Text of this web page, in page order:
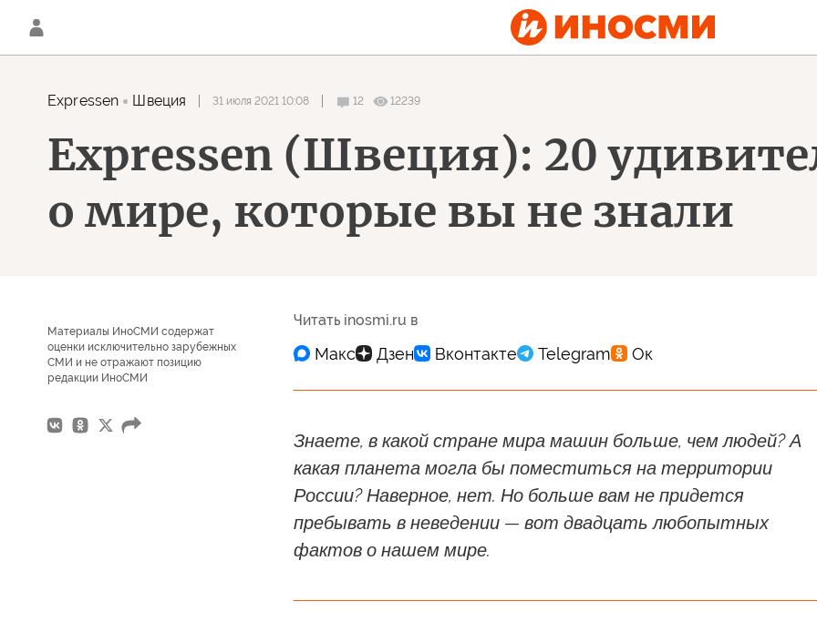
Expressen Швеция 31 июля 2021 10:08 12 12239
Expressen (Швеция): 20
о мире, которые вы не знали
Материалы ИноСМИ содержат
оценки исключительно зарубежных
СМИ и не отражают позицию
редакции ИноСМИ
Читать inosmi.ru в
Знаете, в какой стране мира машин больше, чем людей? А
какая планета могла бы поместиться на территории
России? Наверное, нет. Но больше вам не придется
пребывать в неведении — вот двадцать любопытных
фактов о нашем мире.